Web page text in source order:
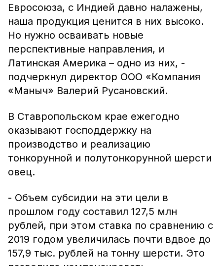
Евросоюза, с Индией давно налажены,
наша продукция ценится в них высоко.
Но нужно осваивать новые
перспективные направления, и
Латинская Америка – одно из них, -
подчеркнул директор ООО «Компания
«Маныч» Валерий Русановский.
В Ставропольском крае ежегодно
оказывают господдержку на
производство и реализацию
тонкорунной и полутонкорунной шерсти
овец.
- Объем субсидии на эти цели в
прошлом году составил 127,5 млн
рублей, при этом ставка по сравнению с
2019 годом увеличилась почти вдвое до
157,9 тыс. рублей на тонну шерсти. Это